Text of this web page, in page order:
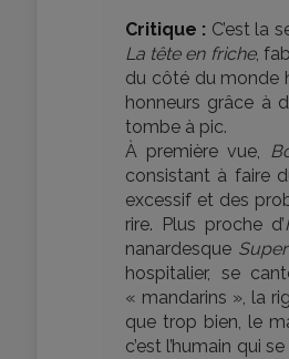
Critique : C’est la
La tête en friche,
du côté du monde
honneurs grâce à
tombe à pic.
À première vue,
consistant à faire
excessif et des
rire. Plus proche d’
nanardesque
hospitalier, se
« mandarins », la
que trop bien, le
c’est l’humain qui